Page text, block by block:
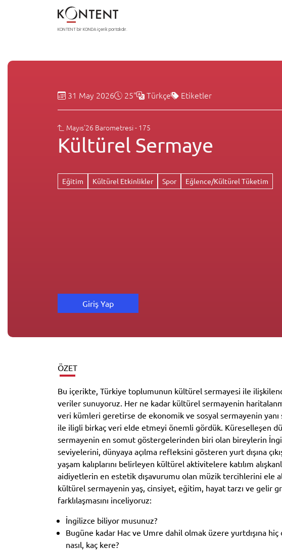
KONTENT bir KONDA içerik portalıdır.
31 May 2026 25" Türkçe Etiketler
Mayıs'26 Barometresi - 175
Kültürel Sermaye
Eğitim Kültürel Etkinlikler Spor Eğlence/Kültürel Tüketim
Giriş Yap
ÖZET
Bu içerikte, Türkiye toplumunun kültürel sermayesi ile
veriler sunuyoruz. Her ne kadar kültürel sermayenin
veri kümleri geretirse de ekonomik ve sosyal sermayenin yanı
ile iligli birkaç veri elde etmeyi önemli gördük. Küreselleşen
sermayenin en somut göstergelerinden biri olan bireylerin
seviyelerini, dünyaya açılma refleksini gösteren yurt dışına
yaşam kalıplarını belirleyen kültürel aktivitelere katılım
aidiyetlerin en estetik dışavurumu olan müzik tercihlerini ele
kültürel sermayenin yaş, cinsiyet, eğitim, hayat tarzı ve gelir
farklılaşmasını inceliyoruz:
İngilizce biliyor musunuz?
Bugüne kadar Hac ve Umre dahil olmak üzere yurtdışına hiç
nasıl, kaç kere?